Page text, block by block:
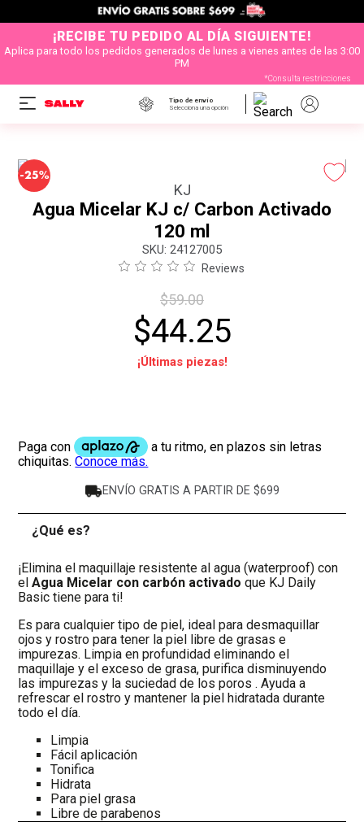
¡RECIBE TU PEDIDO AL DÍA SIGUIENTE!
Aplica para todo los pedidos generados de lunes a vienes antes de las 3:00
PM
*Consulta restricciones
Tipo de envío
Selecciona una opción
-25%
KJ
Agua Micelar KJ c/ Carbon Activado
120 ml
: 24127005
Reviews
$59.00
$44.25
¡Últimas piezas!
ENVÍO GRATIS A PARTIR DE $699
¿Qué es?
¡Elimina el maquillaje resistente al agua (waterproof) con
elAgua Micelar con carbón activado que KJ Daily
Basic tiene para ti!
Es para cualquier tipo de piel, ideal para desmaquillar
ojos y rostro para tener la piel libre de grasas e
impurezas. Limpia en profundidad eliminando el
maquillaje y el exceso de grasa, purifica disminuyendo
las impurezas y la suciedad de los poros . Ayuda a
refrescar el rostro y mantener la piel hidratada durante
todo el día.
Limpia
Fácil aplicación
Tonifica
Hidrata
Para piel grasa
Libre de parabenos